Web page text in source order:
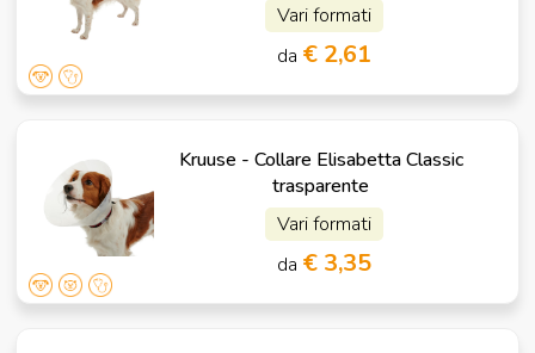
Vari formati
da € 2,61
Kruuse - Collare Elisabetta Classic
trasparente
Vari formati
da € 3,35